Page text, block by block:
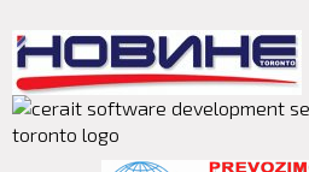
main
content